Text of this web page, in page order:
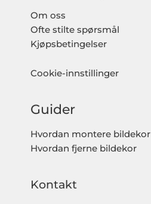
Om oss
Ofte stilte spørsmål
Kjøpsbetingelser
Cookie-innstillinger
Guider
Hvordan montere bildekor
Hvordan fjerne bildekor
Kontakt